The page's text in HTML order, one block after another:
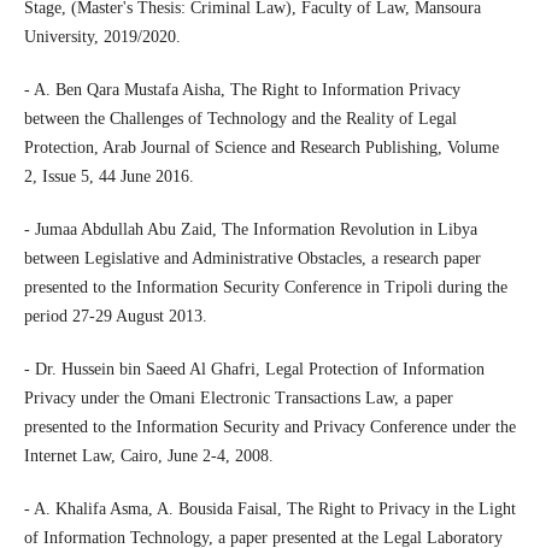
Stage, (Master's Thesis: Criminal Law), Faculty of Law, Mansoura
University, 2019/2020.
- A. Ben Qara Mustafa Aisha, The Right to Information Privacy
between the Challenges of Technology and the Reality of Legal
Protection, Arab Journal of Science and Research Publishing, Volume
2, Issue 5, 44 June 2016.
- Jumaa Abdullah Abu Zaid, The Information Revolution in Libya
between Legislative and Administrative Obstacles, a research paper
presented to the Information Security Conference in Tripoli during the
period 27-29 August 2013.
- Dr. Hussein bin Saeed Al Ghafri, Legal Protection of Information
Privacy under the Omani Electronic Transactions Law, a paper
presented to the Information Security and Privacy Conference under the
Internet Law, Cairo, June 2-4, 2008.
- A. Khalifa Asma, A. Bousida Faisal, The Right to Privacy in the Light
of Information Technology, a paper presented at the Legal Laboratory